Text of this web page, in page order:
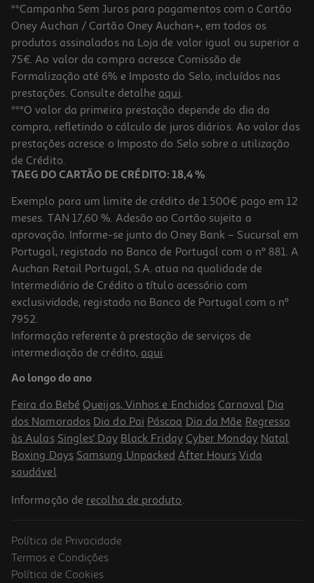
4.4 (67)
Auscultadores Bluetooth Jbl Tune 730 Preto
79.99 €/un
79,99 €
Auscultadores Nothing (a) Preto
159.99 €/un
159,99 €
**Campanha Sem Juros para pagamentos com o Cartão
Oney Auchan / Cartão Oney Auchan+, em todos os
produtos assinalados na Loja de valor igual ou superior a
75€. Ao valor da compra acresce Comissão de
Formalização até 6% e Imposto do Selo, incluídos nas
prestações. Consulte detalhe aqui.
***O valor da primeira prestação depende do dia da
compra, refletindo o cálculo de juros diários. Ao valor das
prestações acresce o Imposto do Selo sobre a utilização
de Crédito.
TAEG DO CARTÃO DE CRÉDITO: 18,4 %
Exemplo para um limite de crédito de 1.500€ pago em 12
meses. TAN 17,60 %. Adesão ao Cartão sujeita a
aprovação. Informe-se junto do Oney Bank – Sucursal em
Portugal, registado no Banco de Portugal com o nº 881. A
Auchan Retail Portugal, S.A. atua na qualidade de
Intermediário de Crédito a título acessório com
exclusividade, registado no Banco de Portugal com o nº
7952.
Informação referente à prestação de serviços de
intermediação de crédito, aqui.
Ao longo do ano
Feira do Bebé Queijos, Vinhos e Enchidos Carnaval Dia
dos Namorados Dia do Pai Páscoa Dia da Mãe Regresso
às Aulas Singles' Day Black Friday Cyber Monday Natal
Boxing Days Samsung Unpacked After Hours Vida
saudável
Informação de recolha de produto.
Política de Privacidade
Termos e Condições
Política de Cookies